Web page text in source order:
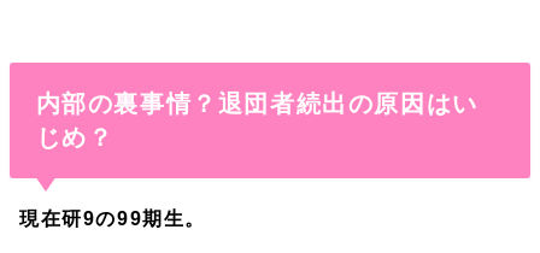
内部の裏事情？退団者続出の原因はい
じめ？
現在研9の99期生。